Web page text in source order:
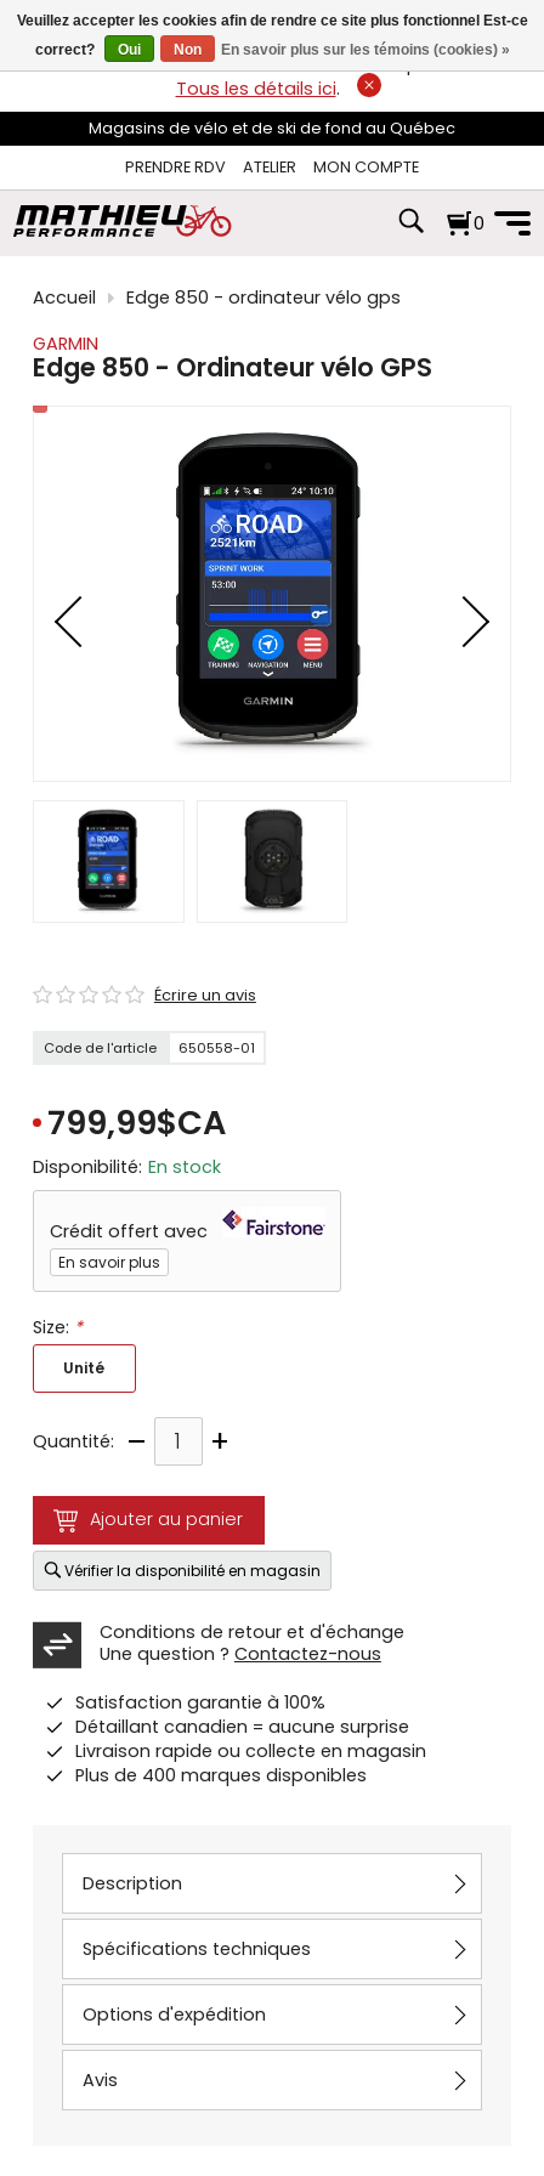
flèches
haut
et
pour
sélectionner
disponible.
Appuyez
pour
accéder
au
résultat
de
d'appareils
de
tels
LIVRAISON GRATUITEsur les commandes de plus de 74$*.
Tous les détails ici.
Magasins de vélo et de ski de fond au Québec
PRENDRE RDV
ATELIER MON COMPTE
0
Accueil
Edge 850 - ordinateur vélo gps
GARMIN
Edge 850 - Ordinateur vélo GPS
Écrire un avis
Code de l'article 650558-01
799,99$CA
Disponibilité: En stock
Crédit offert avec
En savoir plus
Size: *
Unité
Quantité: – +
Ajouter au panier
Vérifier la disponibilité en magasin
Conditions de retour et d'échange
Une question ? Contactez-nous
Satisfaction garantie à 100%
Détaillant canadien = aucune surprise
Livraison rapide ou collecte en magasin
Plus de 400 marques disponibles
Description
Spécifications techniques
Options d'expédition
Avis
Veuillez accepter les cookies afin de rendre ce site plus fonctionnel Est-ce
correct?
Oui Non En savoir plus sur les témoins (cookies) »